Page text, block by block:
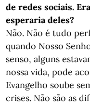
de redes sociais.
esperaria deles?
Não. Não é tudo
quando Nosso
senso, alguns
nossa vida, pode
Evangelho soube
crises. Não são as